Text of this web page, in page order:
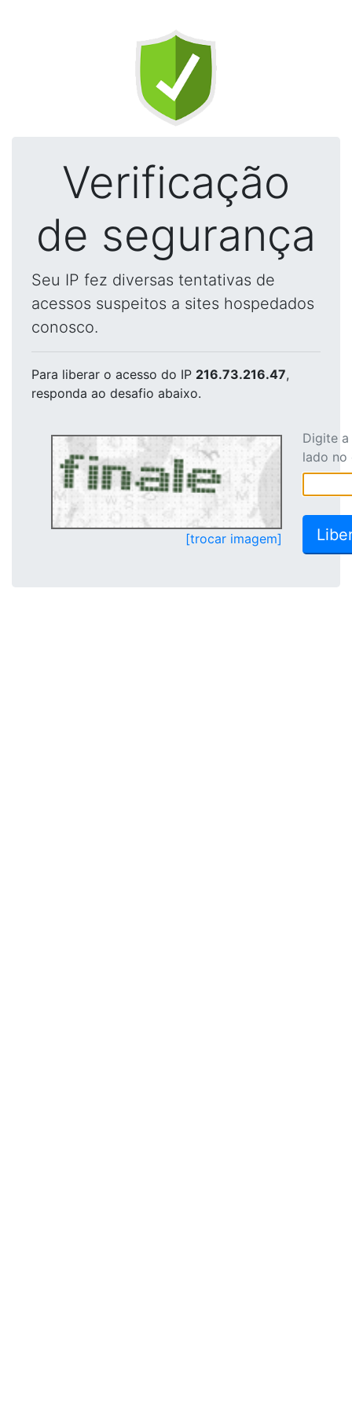
Verificação
de segurança
Seu IP fez diversas tentativas de
acessos suspeitos a sites hospedados
conosco.
Para liberar o acesso do IP 216.73.216.47,
responda ao desafio abaixo.
[trocar imagem]
Digite
lado no